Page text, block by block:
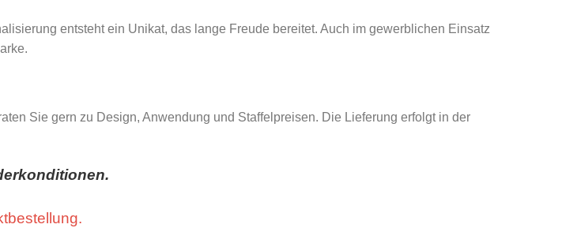
entsteht ein Unikat, das lange Freude bereitet. Auch im gewerblichen Einsatz
Sie gern zu Design, Anwendung und Staffelpreisen. Die Lieferung erfolgt in der